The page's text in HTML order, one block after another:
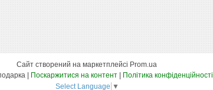
Сайт створений на маркетплейсі Prom.ua
Поскаржитися на контент
Політика конфіденційності
Select Language ▼